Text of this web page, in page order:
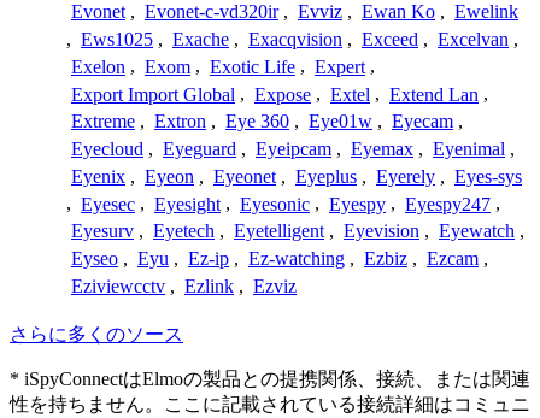
Evonet , Evonet-c-vd320ir , Evviz , Ewan Ko , Ewelink
, Ews1025 , Exache , Exacqvision , Exceed , Excelvan ,
Exelon , Exom , Exotic Life , Expert ,
Export Import Global , Expose , Extel , Extend Lan ,
Extreme , Extron , Eye 360 , Eye01w , Eyecam ,
Eyecloud , Eyeguard , Eyeipcam , Eyemax , Eyenimal ,
Eyenix , Eyeon , Eyeonet , Eyeplus , Eyerely , Eyes-sys
, Eyesec , Eyesight , Eyesonic , Eyespy , Eyespy247 ,
Eyesurv , Eyetech , Eyetelligent , Eyevision , Eyewatch ,
Eyseo , Eyu , Ez-ip , Ez-watching , Ezbiz , Ezcam ,
Eziviewcctv , Ezlink , Ezviz
さらに多くのソース
* iSpyConnectはElmoの製品との提携関係、接続、または関連
性を持ちません。ここに記載されている接続詳細はコミュニ